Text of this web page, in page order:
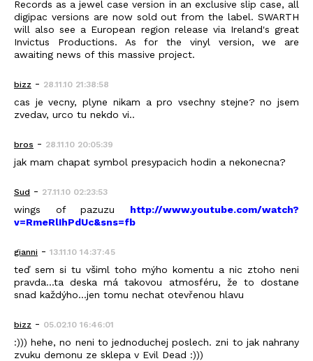
Records as a jewel case version in an exclusive slip case, all
digipac versions are now sold out from the label. SWARTH
will also see a European region release via Ireland's great
Invictus Productions. As for the vinyl version, we are
awaiting news of this massive project.
bizz - 28.11.10 21:38:58
cas je vecny, plyne nikam a pro vsechny stejne? no jsem
zvedav, urco tu nekdo vi..
bros - 28.11.10 20:05:39
jak mam chapat symbol presypacich hodin a nekonecna?
Sud - 27.11.10 02:23:53
wings of pazuzu http://www.youtube.com/watch?
v=RmeRlIhPdUc&sns=fb
gianni - 13.11.10 14:37:45
teď sem si tu všiml toho mýho komentu a nic ztoho neni
pravda...ta deska má takovou atmosféru, že to dostane
snad každýho...jen tomu nechat otevřenou hlavu
bizz - 05.02.10 16:46:01
:))) hehe, no neni to jednoduchej poslech. zni to jak nahrany
zvuku demonu ze sklepa v Evil Dead :)))